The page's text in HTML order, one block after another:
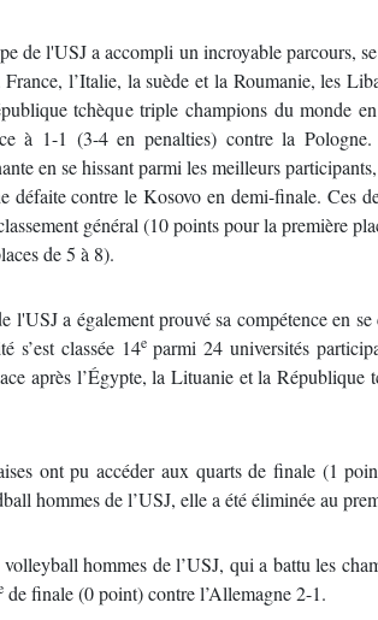
de l'USJ a accompli un incroyable parcours,
l’Italie, la suède et la Roumanie, les
tchèque triple champions du monde
à 1-1 (3-4 en penalties) contre la
en se hissant parmi les meilleurs
défaite contre le Kosovo en demi-finale. Ces
général (10 points pour la première
de 5 à 8).
l'USJ a également prouvé sa compétence en se
s’est classée 14eparmi 24 universités
après l’Égypte, la Lituanie et la République
ont pu accéder aux quarts de finale (1
hommes de l’USJ, elle a été éliminée au
hommes de l’USJ, qui a battu les
de finale (0 point) contre l’Allemagne 2-1.